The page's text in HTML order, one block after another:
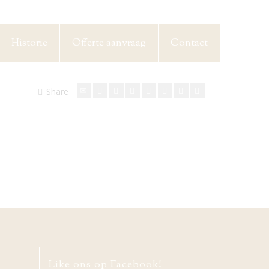
Historie Offerte aanvraag Contact
Share
Like ons op Facebook!